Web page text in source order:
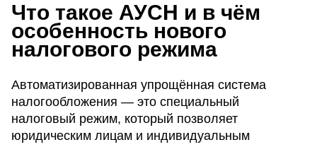
Что такое АУСН и в чём
особенность нового
налогового режима
Автоматизированная упрощённая система
налогообложения — это специальный
налоговый режим, который позволяет
юридическим лицам и индивидуальным